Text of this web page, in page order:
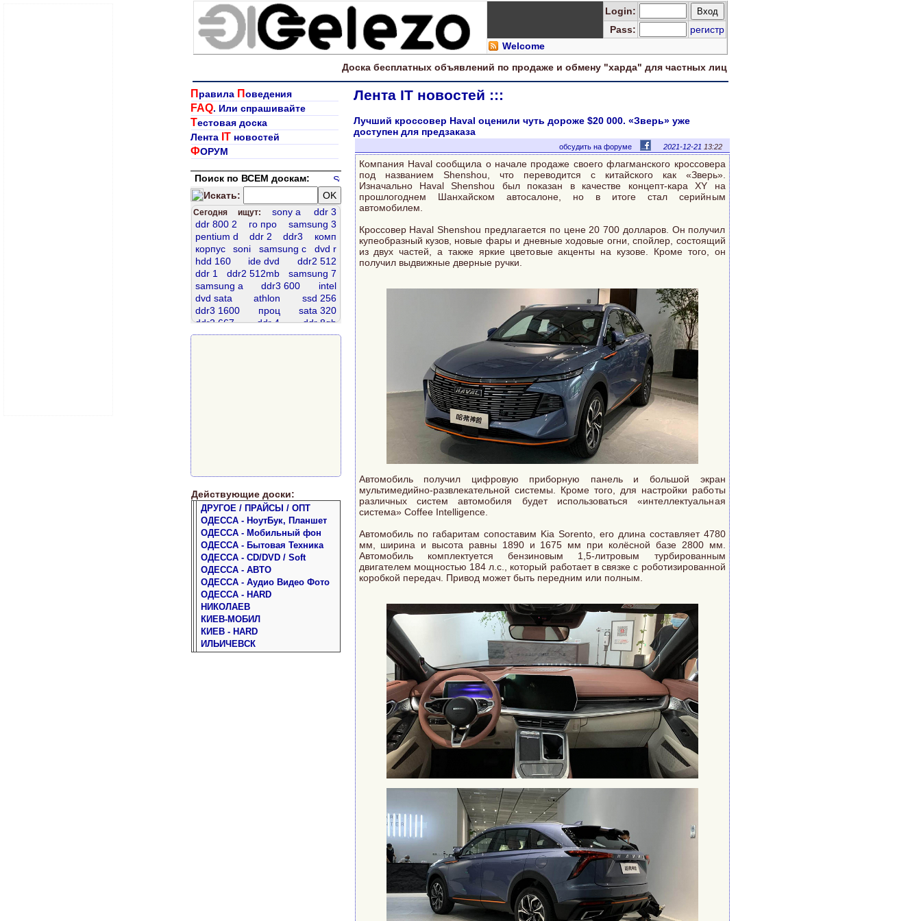
Login:
Pass:
регистр
Welcome
Доска бесплатных объявлений по продаже и обмену "харда" для частных лиц
П равила Поведения
FAQ. Или спрашивайте
Тестовая доска
Лента ITновостей
ФОРУМ
Поиск по ВСЕМ доскам:
Искать:
Сегодня ищут: sony а
ddr 3
ddr 800 2
го про
samsung 3
pentium d
ddr 2 ddr3
комп
корпус
soni samsung c
dvd r
hdd 160
ide dvd
ddr2 512
ddr 1
ddr2 512mb
samsung 7
samsung a
ddr3 600
intel
dvd sata
athlon
ssd 256
ddr3 1600
проц
sata 320
ddr2 667
ddr 4
ddr 8gb
ddr3 4gb
ddr3 8 gb
samsung
Действующие доски:
ДРУГОЕ / ПРАЙСЫ / ОПТ
ОДЕССА - НоутБук, Планшет
ОДЕССА - Мобильный фон
ОДЕССА - Бытовая Техника
ОДЕССА - CD/DVD / Soft
ОДЕССА - АВТО
ОДЕССА - Аудио Видео Фото
ОДЕССА - HARD
НИКОЛАЕВ
КИЕВ-МОБИЛ
КИЕВ - HARD
ИЛЬИЧЕВСК
Лента IT новостей :::
Лучший кроссовер Haval оценили чуть дороже $20 000. «Зверь» уже
доступен для предзаказа
обсудить на форуме 2021-12-21 13:22
Компания Haval сообщила о начале продаже своего флагманского кроссовера
под названием Shenshou, что переводится с китайского как «Зверь».
Изначально Haval Shenshou был показан в качестве концепт-кара XY на
прошлогоднем Шанхайском автосалоне, но в итоге стал серийным
автомобилем.
Кроссовер Haval Shenshou предлагается по цене 20 700 долларов. Он получил
купеобразный кузов, новые фары и дневные ходовые огни, спойлер, состоящий
из двух частей, а также яркие цветовые акценты на кузове. Кроме того, он
получил выдвижные дверные ручки.
Автомобиль получил цифровую приборную панель и большой экран
мультимедийно-развлекательной системы. Кроме того, для настройки работы
различных систем автомобиля будет использоваться «интеллектуальная
система» Coffee Intelligence.
Автомобиль по габаритам сопоставим Kia Sorento, его длина составляет 4780
мм, ширина и высота равны 1890 и 1675 мм при колёсной базе 2800 мм.
Автомобиль комплектуется бензиновым 1,5-литровым турбированным
двигателем мощностью 184 л.с., который работает в связке с роботизированной
коробкой передач. Привод может быть передним или полным.